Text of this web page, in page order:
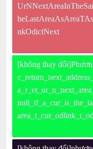
nkOdictNext
[không thay